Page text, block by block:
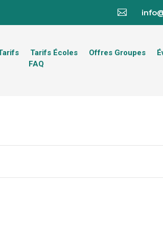

Tarifs Écoles Offres Groupes
FAQ